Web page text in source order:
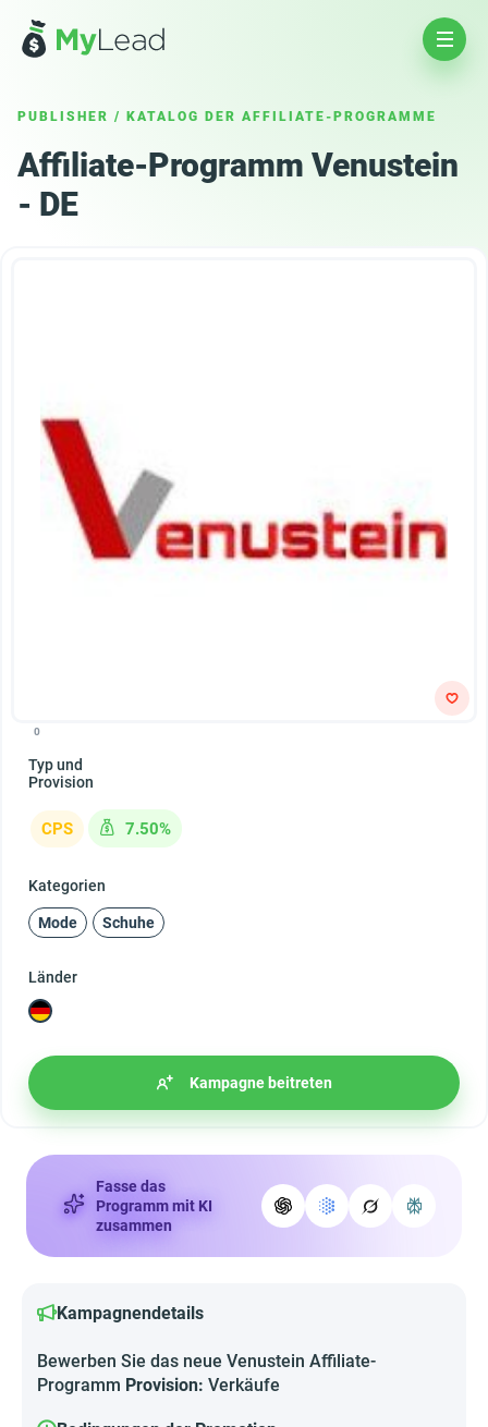
PUBLISHER / KATALOG DER AFFILIATE-PROGRAMME
Affiliate-Programm Venustein
- DE
0
Typ und
Provision
CPS 7.50%
Kategorien
Mode Schuhe
Länder
Kampagne beitreten
Fasse das
Programm mit KI
zusammen
Kampagnendetails
Bewerben Sie das neue Venustein Affiliate-
Programm Provision: Verkäufe